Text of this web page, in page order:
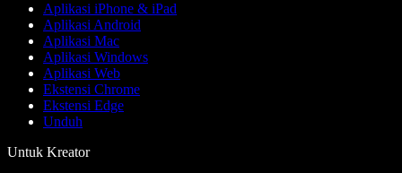
Aplikasi iPhone & iPad
Aplikasi Android
Aplikasi Mac
Aplikasi Windows
Aplikasi Web
Ekstensi Chrome
Ekstensi Edge
Unduh
Untuk Kreator